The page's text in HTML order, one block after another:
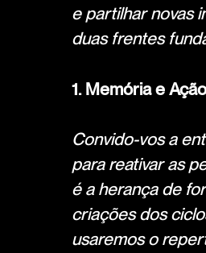
e partilhar novas
duas frentes
1. Memória e Ação
Convido-vos a
para reativar as
é a herança de
criações dos
usaremos o